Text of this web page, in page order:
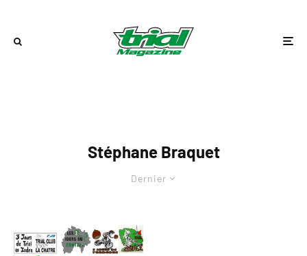
Stéphane Braquet
Dernier